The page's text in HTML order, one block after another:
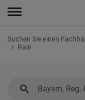
Suchen Sie einen
Rain